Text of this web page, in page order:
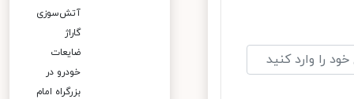
آتش‌سوزی
گاراژ
ضایعات
خودرو در
بزرگراه امام